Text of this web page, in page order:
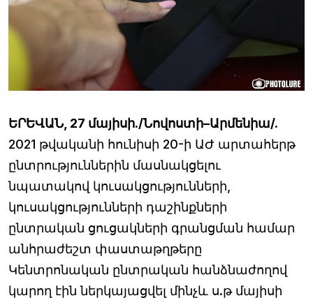
ԵՐԵՎԱՆ, 27 մայիսի./Նովոստի–Արմենիա/.
2021 թվականի հունիսի 20-ի ԱԺ արտահերթ
ընտրություններին մասնակցելու
նպատակով կուսակցությունների,
կուսակցությունների դաշինքների
ընտրական ցուցակների գրանցման համար
անհրաժեշտ փաստաթղթերը
Կենտրոնական ընտրական հանձնաժողով
կարող էին ներկայացվել մինչև ս.թ մայիսի